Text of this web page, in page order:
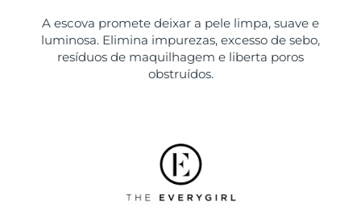
A escova promete deixar a pele limpa, suave e
luminosa. Elimina impurezas, excesso de sebo,
resíduos de maquilhagem e liberta poros
obstruídos.